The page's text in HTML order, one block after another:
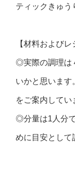
ティックきゅう
【材料およびレ
◎実際の調理は
いかと思います
をご案内してい
◎分量は1人分
めに目安として